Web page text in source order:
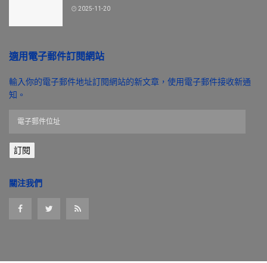
2025-11-20
適用電子郵件訂閱網站
輸入你的電子郵件地址訂閱網站的新文章，使用電子郵件接收新通
知。
郵
件
址
訂閱
關注我們